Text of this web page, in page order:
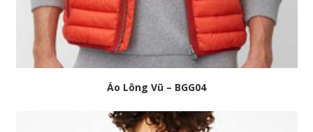
Áo Lông Vũ – BGG04